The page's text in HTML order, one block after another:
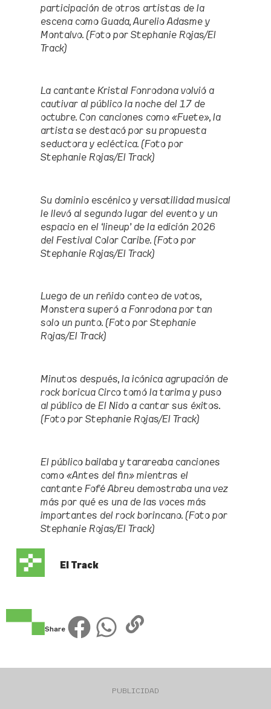
Share
participación de otros artistas de la
escena como Guada, Aurelio Adasme y
Montalvo. (Foto por Stephanie Rojas/El
Track)
La cantante Kristal Fonrodona volvió a
cautivar al público la noche del 17 de
octubre. Con canciones como «Fuete», la
artista se destacó por su propuesta
seductora y ecléctica. (Foto por
Stephanie Rojas/El Track)
Su dominio escénico y versatilidad musical
le llevó al segundo lugar del evento y un
espacio en el ‘lineup’ de la edición 2026
del Festival Color Caribe. (Foto por
Stephanie Rojas/El Track)
Luego de un reñido conteo de votos,
Monstera superó a Fonrodona por tan
solo un punto. (Foto por Stephanie
Rojas/El Track)
Minutos después, la icónica agrupación de
rock boricua Circo tomó la tarima y puso
al público de El Nido a cantar sus éxitos.
(Foto por Stephanie Rojas/El Track)
El público bailaba y tarareaba canciones
como «Antes del fin» mientras el
cantante Fofé Abreu demostraba una vez
más por qué es una de las voces más
importantes del rock borincano. (Foto por
Stephanie Rojas/El Track)
El Track
PUBLICIDAD